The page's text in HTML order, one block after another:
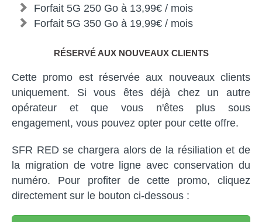
Forfait 5G 250 Go à 13,99€ / mois
Forfait 5G 350 Go à 19,99€ / mois
RÉSERVÉ AUX NOUVEAUX CLIENTS
Cette promo est réservée aux nouveaux clients
uniquement. Si vous êtes déjà chez un autre
opérateur et que vous n'êtes plus sous
engagement, vous pouvez opter pour cette offre.
SFR RED se chargera alors de la résiliation et de
la migration de votre ligne avec conservation du
numéro. Pour profiter de cette promo, cliquez
directement sur le bouton ci-dessous :